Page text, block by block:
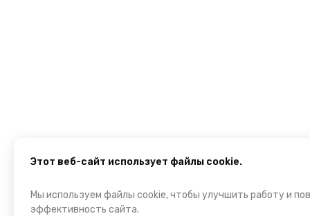
Этот веб-сайт использует файлы cookie.
Мы используем файлы cookie, чтобы улучшить работу и
эффективность сайта.